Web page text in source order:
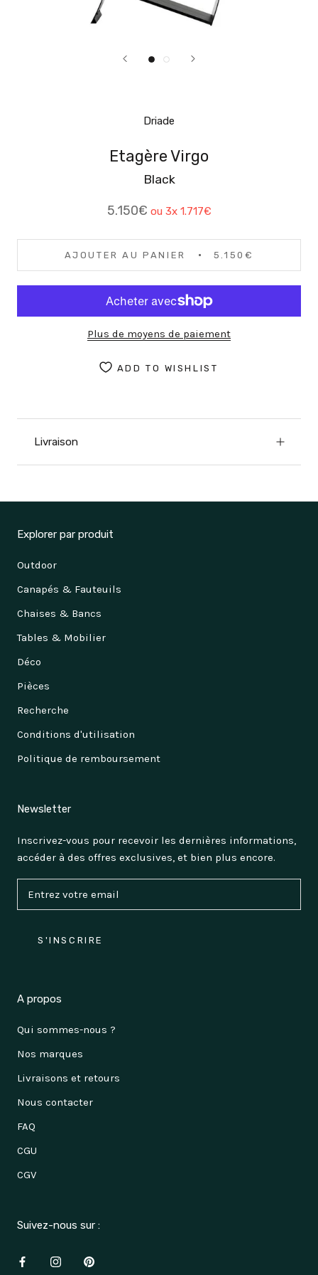
Driade
Etagère Virgo
Black
5.150€ ou 3x 1.717€
AJOUTER AU PANIER 5.150€
Plus de moyens de paiement
ADD TO WISHLIST
Livraison
Explorer par produit
Outdoor
Canapés & Fauteuils
Chaises & Bancs
Tables & Mobilier
Déco
Pièces
Recherche
Conditions d'utilisation
Politique de remboursement
Newsletter
Inscrivez-vous pour recevoir les dernières informations,
accéder à des offres exclusives, et bien plus encore.
S'INSCRIRE
A propos
Qui sommes-nous ?
Nos marques
Livraisons et retours
Nous contacter
FAQ
CGU
CGV
Suivez-nous sur :